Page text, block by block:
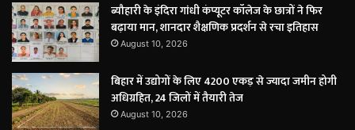
ब्यौहारी के इंदिरा गांधी कंप्यूटर कॉलेज के छात्रों ने फिर
बढ़ाया मान, शानदार शैक्षणिक प्रदर्शन से रचा इतिहास
August 10, 2026
बिहार में उद्योगों के लिए 4200 एकड़ से ज्यादा जमीन होगी
अधिग्रहित, 24 जिलों में तैयारी तेज
August 10, 2026